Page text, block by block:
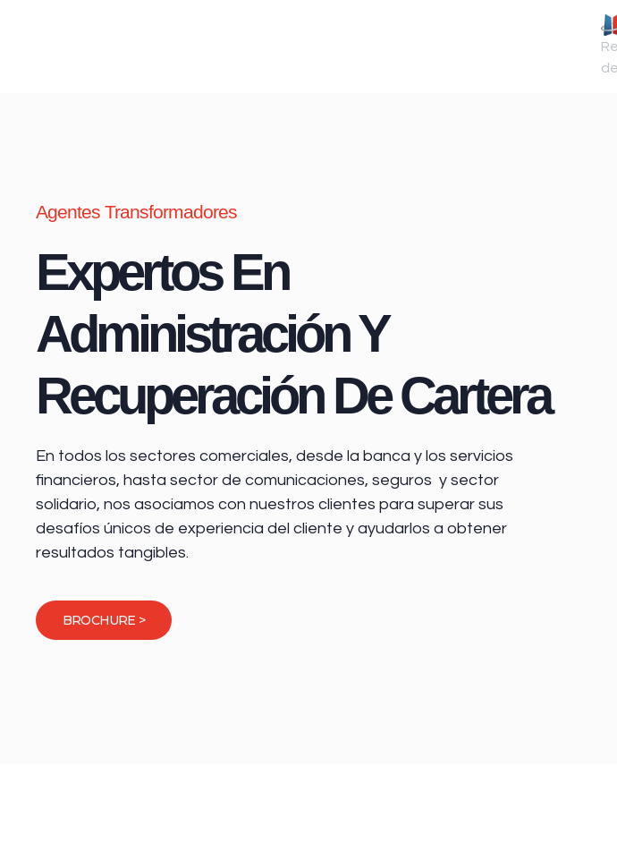
Agentes Transformadores
Expertos En
Administración Y
Recuperación De Cartera
En todos los sectores comerciales, desde la banca y los servicios
financieros, hasta sector de comunicaciones, seguros y sector
solidario, nos asociamos con nuestros clientes para superar sus
desafíos únicos de experiencia del cliente y ayudarlos a obtener
resultados tangibles.
BROCHURE >